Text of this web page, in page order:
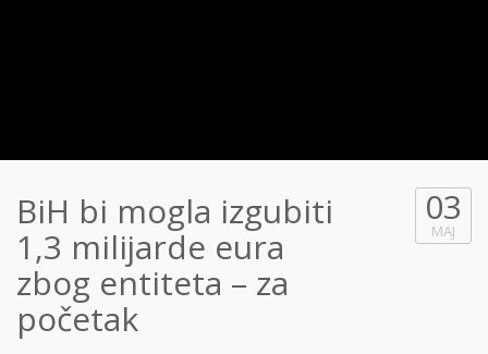
BiH bi mogla izgubiti
1,3 milijarde eura
zbog entiteta – za
početak
03
MAJ